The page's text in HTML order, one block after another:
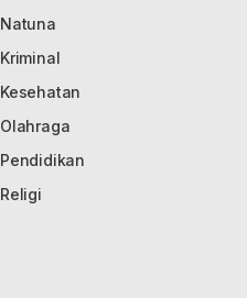
Natuna
Kriminal
Kesehatan
Olahraga
Pendidikan
Religi